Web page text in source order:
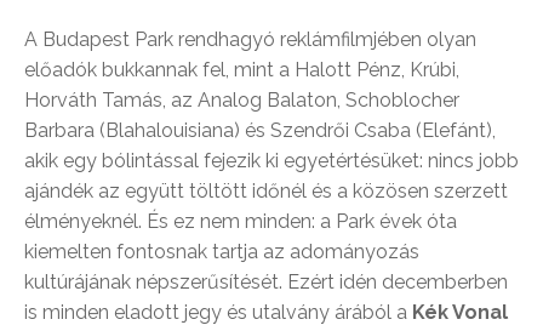
A Budapest Park rendhagyó reklámfilmjében olyan
előadók bukkannak fel, mint a Halott Pénz, Krúbi,
Horváth Tamás, az Analog Balaton, Schoblocher
Barbara (Blahalouisiana) és Szendrői Csaba (Elefánt),
akik egy bólintással fejezik ki egyetértésüket: nincs jobb
ajándék az együtt töltött időnél és a közösen szerzett
élményeknél. És ez nem minden: a Park évek óta
kiemelten fontosnak tartja az adományozás
kultúrájának népszerűsítését. Ezért idén decemberben
is minden eladott jegy és utalvány árából a Kék Vonal